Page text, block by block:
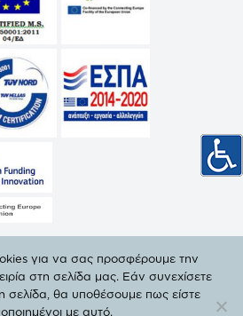
| All Rights Reserved. |
για να σας προσφέρουμε την
στη σελίδα μας. Εάν συνεχίσετε
σελίδα, θα υποθέσουμε πως είστε
με αυτό.